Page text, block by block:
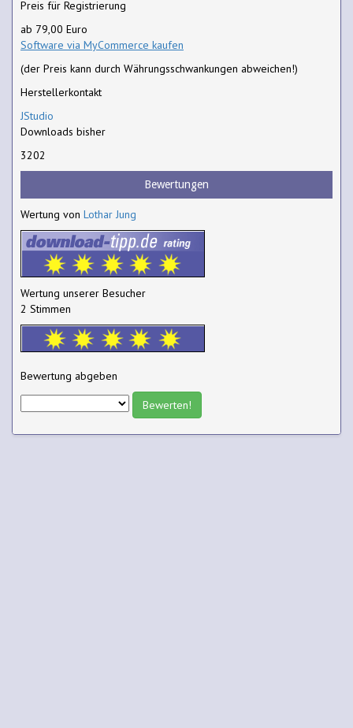
Preis für Registrierung
ab 79,00 Euro
Software via MyCommerce kaufen
(der Preis kann durch Währungsschwankungen abweichen!)
Herstellerkontakt
JStudio
Downloads bisher
3202
Bewertungen
Wertung von Lothar Jung
Wertung unserer Besucher
2 Stimmen
Bewertung abgeben